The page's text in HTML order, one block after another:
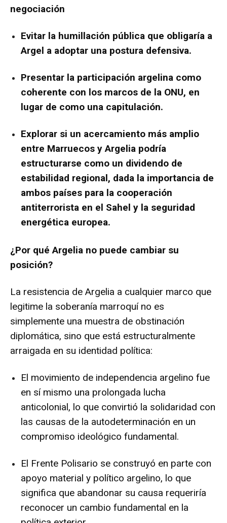
negociación
Evitar la humillación pública que obligaría a
Argel a adoptar una postura defensiva.
Presentar la participación argelina como
coherente con los marcos de la ONU, en
lugar de como una capitulación.
Explorar si un acercamiento más amplio
entre Marruecos y Argelia podría
estructurarse como un dividendo de
estabilidad regional, dada la importancia de
ambos países para la cooperación
antiterrorista en el Sahel y la seguridad
energética europea.
¿Por qué Argelia no puede cambiar su
posición?
La resistencia de Argelia a cualquier marco que
legitime la soberanía marroquí no es
simplemente una muestra de obstinación
diplomática, sino que está estructuralmente
arraigada en su identidad política:
El movimiento de independencia argelino fue
en sí mismo una prolongada lucha
anticolonial, lo que convirtió la solidaridad con
las causas de la autodeterminación en un
compromiso ideológico fundamental.
El Frente Polisario se construyó en parte con
apoyo material y político argelino, lo que
significa que abandonar su causa requeriría
reconocer un cambio fundamental en la